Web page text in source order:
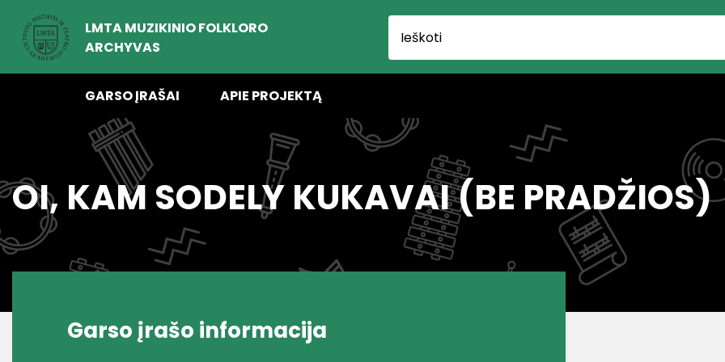
LMTA MUZIKINIO FOLKLORO
ARCHYVAS
GARSO ĮRAŠAI APIE PROJEKTĄ
OI, KAM SODELY KUKAVAI (BE PRADŽIOS)
Garso įrašo informacija